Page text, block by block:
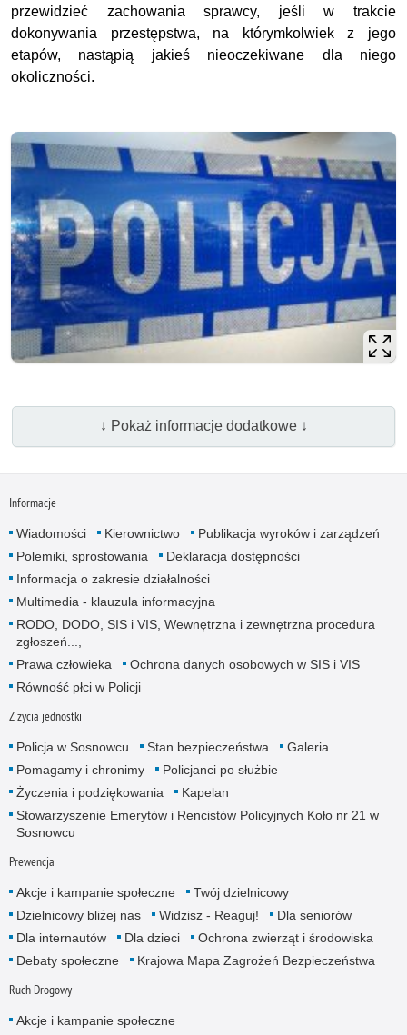
przewidzieć zachowania sprawcy, jeśli w trakcie
dokonywania przestępstwa, na którymkolwiek z jego
etapów, nastąpią jakieś nieoczekiwane dla niego
okoliczności.
↓ Pokaż informacje dodatkowe ↓
Informacje
Wiadomości Kierownictwo
Publikacja wyroków i zarządzeń
Polemiki, sprostowania
Deklaracja dostępności
Informacja o zakresie działalności
Multimedia - klauzula informacyjna
RODO, DODO, SIS i VIS, Wewnętrzna i zewnętrzna procedura
zgłoszeń...,
Prawa człowieka
Ochrona danych osobowych w SIS i VIS
Równość płci w Policji
Z życia jednostki
Policja w Sosnowcu Stan bezpieczeństwa
Galeria
Pomagamy i chronimy
Policjanci po służbie
Życzenia i podziękowania
Kapelan
Stowarzyszenie Emerytów i Rencistów Policyjnych Koło nr 21 w
Sosnowcu
Prewencja
Akcje i kampanie społeczne
Twój dzielnicowy
Dzielnicowy bliżej nas
Widzisz - Reaguj!
Dla seniorów
Dla internautów
Dla dzieci
Ochrona zwierząt i środowiska
Debaty społeczne
Krajowa Mapa Zagrożeń Bezpieczeństwa
Ruch Drogowy
Akcje i kampanie społeczne